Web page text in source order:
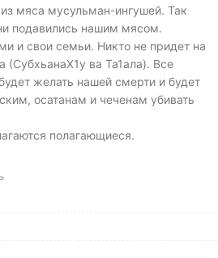
мяса мусульман-ингушей. Так
подавились нашим мясом.
и свои семьи. Никто не придет на
ва Та1ала). Все
желать нашей смерти и будет
осатанам и чеченам убивать
полагающиеся.